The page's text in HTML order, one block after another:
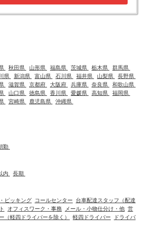
秋田県 山形県 福島県 茨城県 栃木県
群馬県
県 新潟県 富山県 石川県 福井県 山梨県
長野県
滋賀県 京都府 大阪府 兵庫県 奈良県
和歌山県
山口県 徳島県 香川県 愛媛県 高知県
福岡県
宮崎県 鹿児島県 沖縄県
勤
内 長期
ピッキング コールセンター
台車配達スタッフ（配達
オフィスワーク・事務 メール・小物仕分け・他 営
（軽四ドライバーを除く） 軽四ドライバー
ドライバ